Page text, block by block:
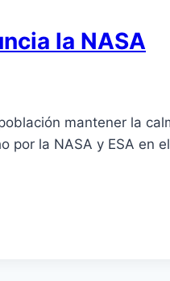
la NASA
mantener la
la NASA y ESA en